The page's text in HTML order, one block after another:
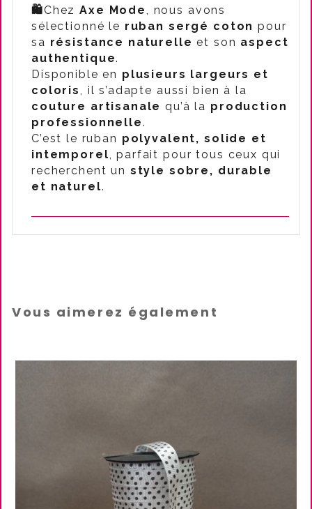
🛍️ChezAxe Mode, nous avons
sélectionné le ruban sergé coton pour
sa résistance naturelle et son aspect
authentique.
Disponible en plusieurs largeurs et
coloris, il s’adapte aussi bien à la
couture artisanale qu’à la production
professionnelle.
C’est le ruban polyvalent, solide et
intemporel, parfait pour tous ceux qui
recherchent un style sobre, durable
et naturel.
Vous aimerez également